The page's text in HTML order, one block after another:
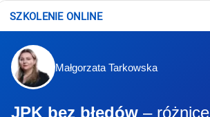
SZKOLENIE ONLINE
Małgorzata Tarkowska
JPK bez błędów – różnice